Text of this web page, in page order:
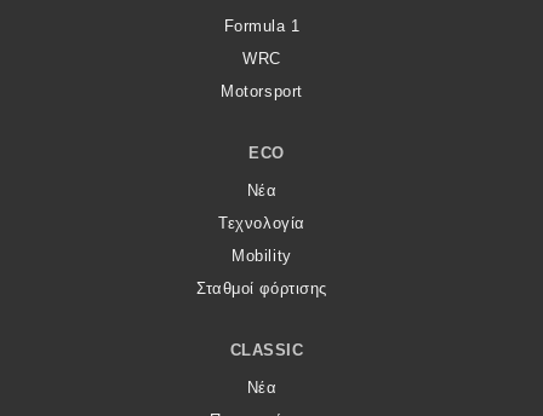
Formula 1
WRC
Motorsport
ECO
Νέα
Τεχνολογία
Mobility
Σταθμοί φόρτισης
CLASSIC
Νέα